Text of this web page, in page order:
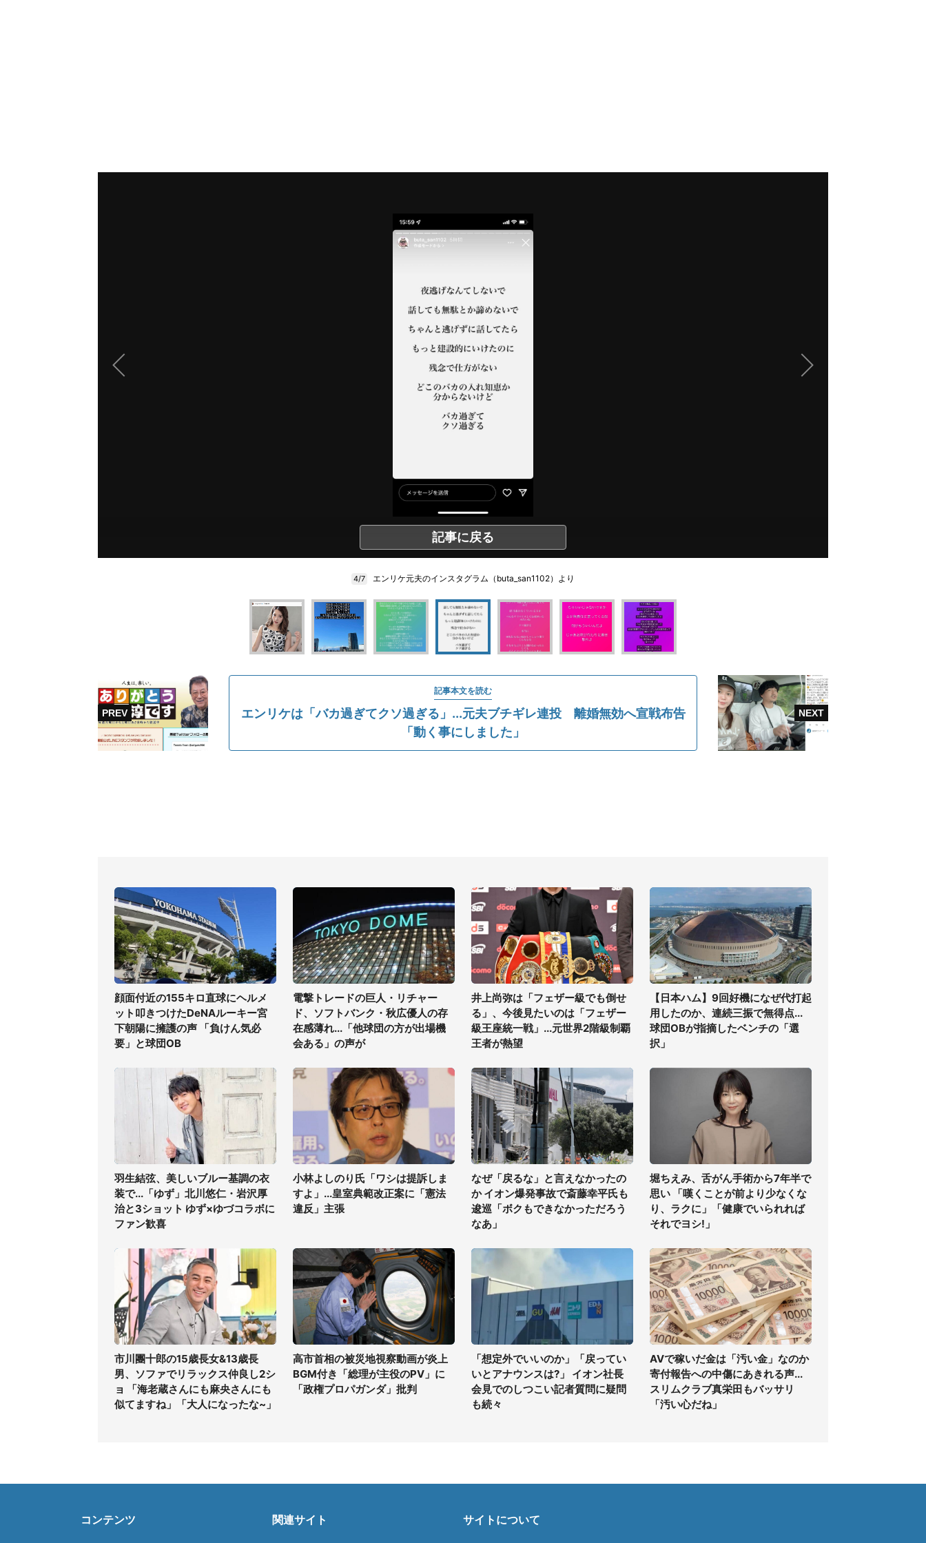
記事に戻る
4/7 エンリケ元夫のインスタグラム（buta_san1102）より
記事本文を読む
エンリケは「バカ過ぎてクソ過ぎる」...元夫ブチギレ連投 離婚無効へ宣戦布告
「動く事にしました」
顔面付近の155キロ直球にヘルメ
ット叩きつけたDeNAルーキー宮
下朝陽に擁護の声 「負けん気必
要」と球団OB
電撃トレードの巨人・リチャー
ド、ソフトバンク・秋広優人の存
在感薄れ...「他球団の方が出場機
会ある」の声が
井上尚弥は「フェザー級でも倒せ
る」、今後見たいのは「フェザー
級王座統一戦」...元世界2階級制覇
王者が熱望
【日本ハム】9回好機になぜ代打起
用したのか、連続三振で無得点...
球団OBが指摘したベンチの「選
択」
羽生結弦、美しいブルー基調の衣
装で...「ゆず」北川悠仁・岩沢厚
治と3ショット ゆず×ゆづコラボに
ファン歓喜
小林よしのり氏「ワシは提訴しま
すよ」...皇室典範改正案に「憲法
違反」主張
なぜ「戻るな」と言えなかったの
か イオン爆発事故で斎藤幸平氏も
逡巡「ボクもできなかっただろう
なあ」
堀ちえみ、舌がん手術から7年半で
思い 「嘆くことが前より少なくな
り、ラクに」「健康でいられれば
それでヨシ!」
市川團十郎の15歳長女&13歳長
男、ソファでリラックス仲良し2シ
ョ 「海老蔵さんにも麻央さんにも
似てますね」「大人になったな~」
高市首相の被災地視察動画が炎上
BGM付き「総理が主役のPV」に
「政権プロパガンダ」批判
「想定外でいいのか」「戻ってい
いとアナウンスは?」 イオン社長
会見でのしつこい記者質問に疑問
も続々
AVで稼いだ金は「汚い金」なのか
寄付報告への中傷にあきれる声...
スリムクラブ真栄田もバッサリ
「汚い心だね」
コンテンツ 関連サイト サイトについて